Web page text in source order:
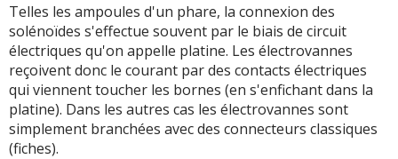
Telles les ampoules d'un phare, la connexion des
solénoïdes s'effectue souvent par le biais de circuit
électriques qu'on appelle platine. Les électrovannes
reçoivent donc le courant par des contacts électriques
qui viennent toucher les bornes (en s'enfichant dans la
platine). Dans les autres cas les électrovannes sont
simplement branchées avec des connecteurs classiques
(fiches).